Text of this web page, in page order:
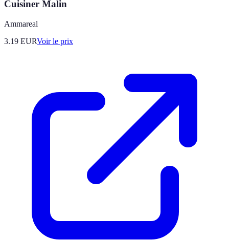
Cuisiner Malin
Ammareal
3.19 EURVoir le prix